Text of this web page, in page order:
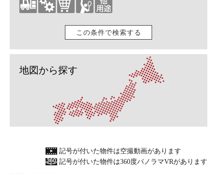
この条件で検索する
地図から探す
記号が付いた物件は空撮動画があります
記号が付いた物件は360度パノラマVRがあります